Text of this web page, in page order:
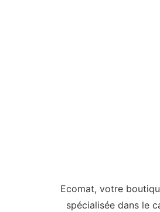
Ecomat, votre
spécialisée dans le